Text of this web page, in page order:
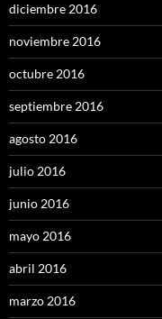
diciembre 2016
noviembre 2016
octubre 2016
septiembre 2016
agosto 2016
julio 2016
junio 2016
mayo 2016
abril 2016
marzo 2016